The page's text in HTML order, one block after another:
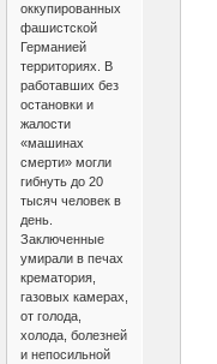
оккупированных
фашистской
Германией
территориях. В
работавших без
остановки и
жалости
«машинах
смерти» могли
гибнуть до 20
тысяч человек в
день.
Заключенные
умирали в печах
крематория,
газовых камерах,
от голода,
холода, болезней
и непосильной